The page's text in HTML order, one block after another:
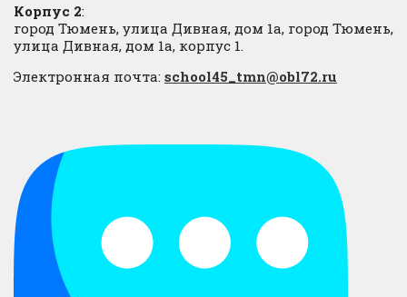
Корпус 2:
город Тюмень, улица Дивная, дом 1а, город Тюмень,
улица Дивная, дом 1а, корпус 1.
Электронная почта: school45_tmn@obl72.ru